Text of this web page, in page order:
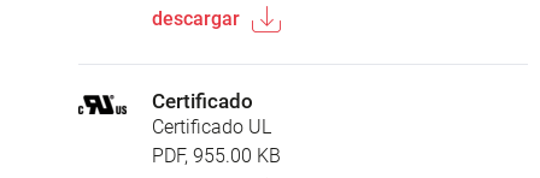
descargar
Certificado
Certificado UL
PDF, 955.00 KB